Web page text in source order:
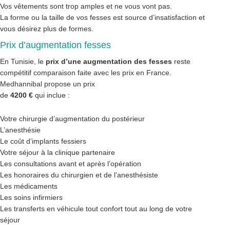
Vos vêtements sont trop amples et ne vous vont pas.
La forme ou la taille de vos fesses est source d’insatisfaction et
vous désirez plus de formes.
Prix d’augmentation fesses
En Tunisie, le prix d’une augmentation des fesses reste
compétitif comparaison faite avec les prix en France.
Medhannibal propose un prix
de 4200 € qui inclue :
Votre chirurgie d’augmentation du postérieur
L’anesthésie
Le coût d’implants fessiers
Votre séjour à la clinique partenaire
Les consultations avant et après l’opération
Les honoraires du chirurgien et de l’anesthésiste
Les médicaments
Les soins infirmiers
Les transferts en véhicule tout confort tout au long de votre
séjour